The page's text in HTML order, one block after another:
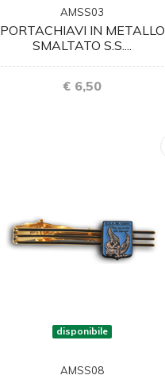
AMSS03
PORTACHIAVI IN METALLO
SMALTATO S.S....
€ 6,50
disponibile
AMSS08